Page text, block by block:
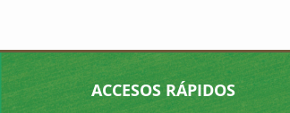
ACCESOS RÁPIDOS